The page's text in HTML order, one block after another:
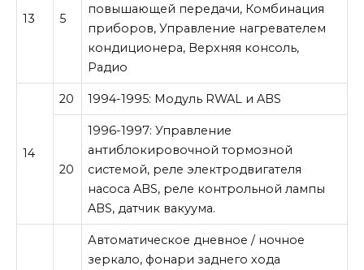
13 5
повышающей передачи, Комбинация
приборов, Управление нагревателем
кондиционера, Верхняя консоль,
Радио
14
20 1994-1995: Модуль RWAL и ABS
20
1996-1997: Управление
антиблокировочной тормозной
системой, реле электродвигателя
насоса ABS, реле контрольной лампы
ABS, датчик вакуума.
Автоматическое дневное / ночное
зеркало, фонари заднего хода